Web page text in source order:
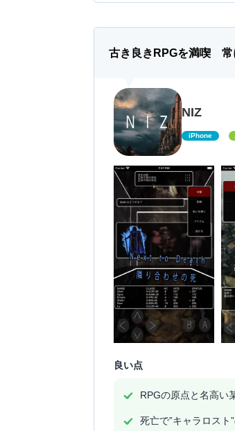
古き良きRPGを満喫 常
NIZ
iPhone
良い点
RPGの原点と名高い
死亡で”キャラロス